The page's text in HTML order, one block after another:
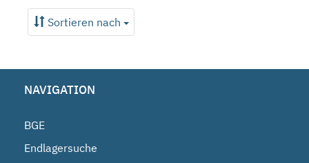
Sortieren nach
NAVIGATION
BGE
Endlagersuche